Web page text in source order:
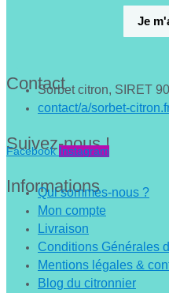
Je
ContactSorbet citron, SIRET
contact/a/sorbet-
Suivez-nous !
Facebook Instagram
Informations
Qui sommes-nous ?
Mon compte
Livraison
Conditions Générales
Mentions légales &
Blog du citronnier